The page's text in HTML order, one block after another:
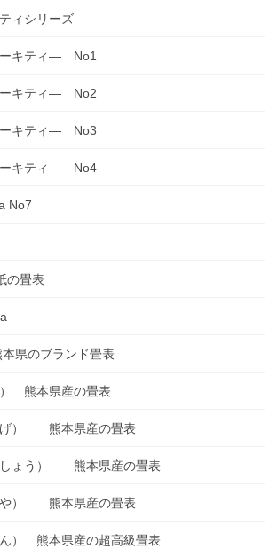
ィシリーズ
キティ― No1
キティ― No2
キティ― No3
キティ― No4
No7
の畳表
県のブランド畳表
熊本県産の畳表
げ） 熊本県産の畳表
しょう） 熊本県産の畳表
や） 熊本県産の畳表
） 熊本県産の超高級畳表